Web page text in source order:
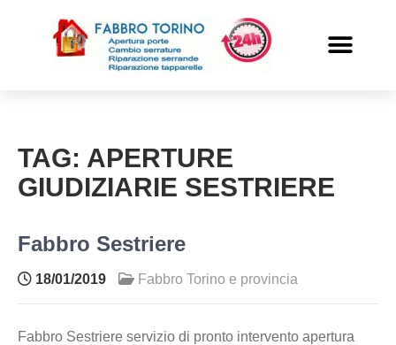
TAG: APERTURE
GIUDIZIARIE SESTRIERE
Fabbro Sestriere
18/01/2019 Fabbro Torino e provincia
Fabbro Sestriere servizio di pronto intervento apertura